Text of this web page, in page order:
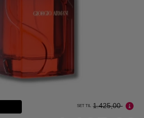
SET TIL 1.425,00